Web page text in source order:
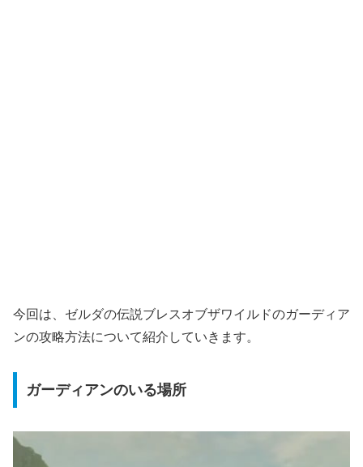
今回は、ゼルダの伝説ブレスオブザワイルドのガーディア
ンの攻略方法について紹介していきます。
ガーディアンのいる場所